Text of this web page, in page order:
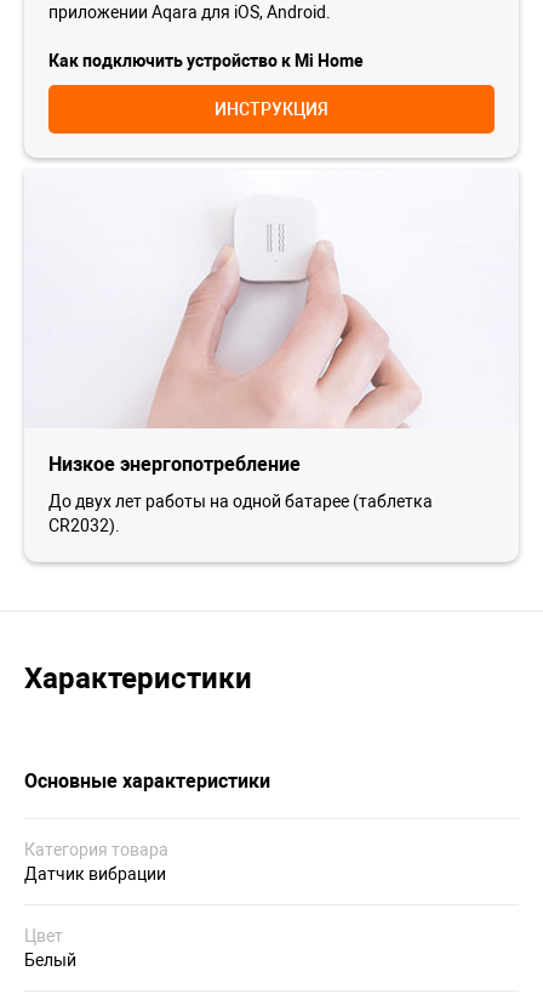
приложении Aqara для iOS, Android.
Как подключить устройство к Mi Home
ИНСТРУКЦИЯ
Низкое энергопотребление
До двух лет работы на одной батарее (таблетка
CR2032).
Характеристики
Основные характеристики
Категория товара
Датчик вибрации
Цвет
Белый